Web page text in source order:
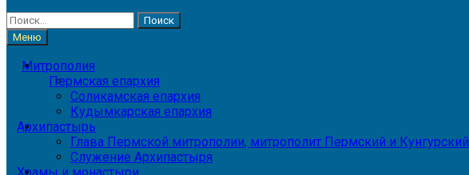
Найти:
Меню
Митрополия
Пермская епархия
Соликамская епархия
Кудымкарская епархия
Архипастырь
Глава Пермской митрополии, митрополит Пермский и Кунгурский
Служение Архипастыря